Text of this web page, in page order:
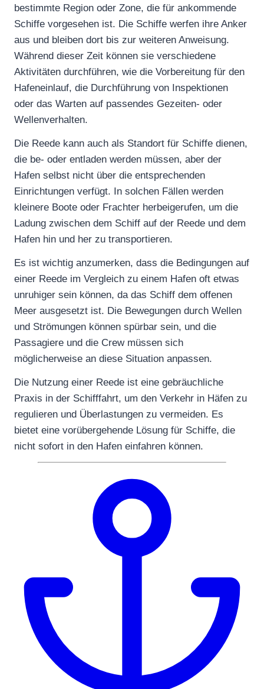
bestimmte Region oder Zone, die für ankommende
Schiffe vorgesehen ist. Die Schiffe werfen ihre Anker
aus und bleiben dort bis zur weiteren Anweisung.
Während dieser Zeit können sie verschiedene
Aktivitäten durchführen, wie die Vorbereitung für den
Hafeneinlauf, die Durchführung von Inspektionen
oder das Warten auf passendes Gezeiten- oder
Wellenverhalten.
Die Reede kann auch als Standort für Schiffe dienen,
die be- oder entladen werden müssen, aber der
Hafen selbst nicht über die entsprechenden
Einrichtungen verfügt. In solchen Fällen werden
kleinere Boote oder Frachter herbeigerufen, um die
Ladung zwischen dem Schiff auf der Reede und dem
Hafen hin und her zu transportieren.
Es ist wichtig anzumerken, dass die Bedingungen auf
einer Reede im Vergleich zu einem Hafen oft etwas
unruhiger sein können, da das Schiff dem offenen
Meer ausgesetzt ist. Die Bewegungen durch Wellen
und Strömungen können spürbar sein, und die
Passagiere und die Crew müssen sich
möglicherweise an diese Situation anpassen.
Die Nutzung einer Reede ist eine gebräuchliche
Praxis in der Schifffahrt, um den Verkehr in Häfen zu
regulieren und Überlastungen zu vermeiden. Es
bietet eine vorübergehende Lösung für Schiffe, die
nicht sofort in den Hafen einfahren können.